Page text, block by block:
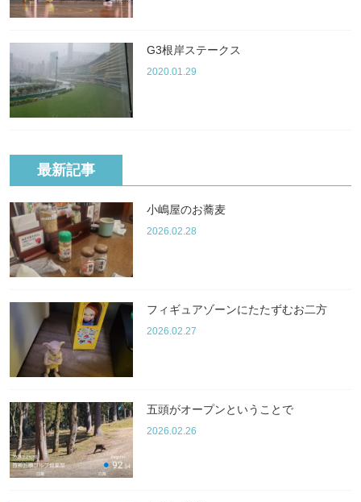
G3根岸ステークス
2020.01.29
最新記事
小嶋屋のお蕎麦
2026.02.28
フィギュアゾーンにたたずむお二方
2026.02.27
五頭がオープンということで
2026.02.26